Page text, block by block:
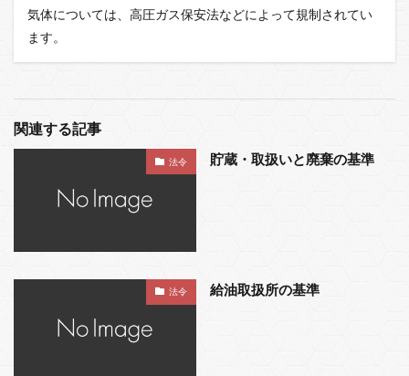
気体については、高圧ガス保安法などによって規制されてい
ます。
関連する記事
法令 貯蔵・取扱いと廃棄の基準
法令 給油取扱所の基準